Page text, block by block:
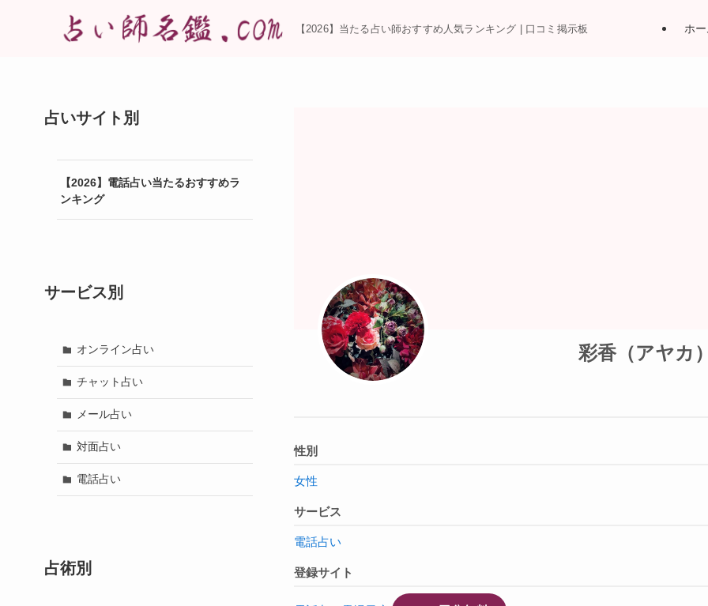
【2026】当たる占い師おすすめ人気ランキング | 口コミ掲示板 ホ
彩香（アヤカ
性別
女性
サービス
電話占い
登録サイト
占いサイト別
【2026】電話占い当たるおすすめラ
ンキング
サービス別
オンライン占い
チャット占い
メール占い
対面占い
電話占い
占術別